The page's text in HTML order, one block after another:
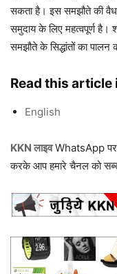
सकता है। इस समझौते की
समुदाय के लिए महत्वपूर्ण है।
समझौते के सिद्धांतों का
Read this article
English
KKN लाइवWhatsApp पर
करके आप हमारे चैनल को